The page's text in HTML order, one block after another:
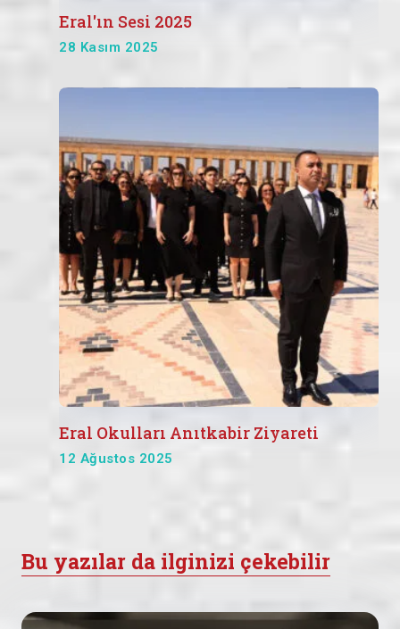
Eral'ın Sesi 2025
28 Kasım 2025
Eral Okulları Anıtkabir Ziyareti
12 Ağustos 2025
Bu yazılar da ilginizi çekebilir